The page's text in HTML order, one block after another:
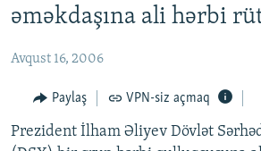
Əsas
qayıt
KORRUPSIOMETR
#ƏSLINDƏ
FƏRQƏ BAX
QANUNI DOĞRU
əməkdaşına ali hərbi
Avqust 16, 2006
Paylaş VPN-siz açmaq
Prezident İlham Əliyev Dövlət